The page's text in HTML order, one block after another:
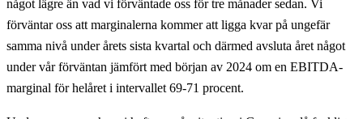
något lägre än vad vi förväntade oss för tre månader sedan. Vi
förväntar oss att marginalerna kommer att ligga kvar på ungefär
samma nivå under årets sista kvartal och därmed avsluta året något
under vår förväntan jämfört med början av 2024 om en EBITDA-
marginal för helåret i intervallet 69-71 procent.